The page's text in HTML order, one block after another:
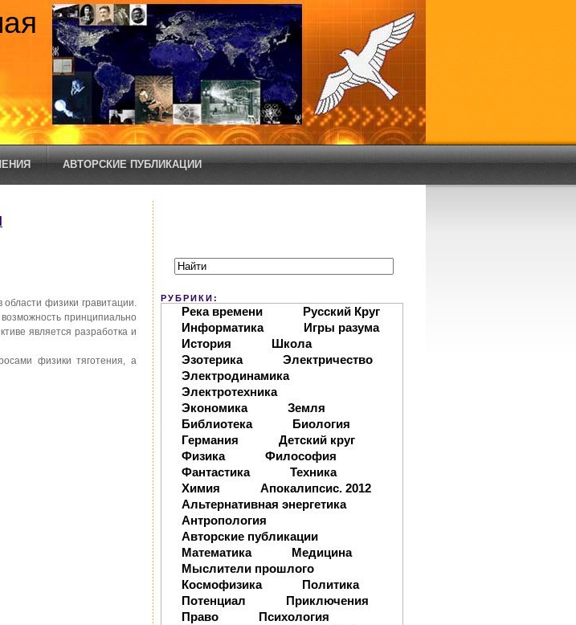
АВТОРСКИЕ ПУБЛИКАЦИИ
физики гравитации.
принципиально
является разработка и
физики тяготения, а
РУБРИКИ:
Река времени
Русский Круг
Информатика
Игры разума
История
Школа
Эзотерика
Электричество
Электродинамика
Электротехника
Экономика
Земля
Библиотека
Биология
Германия
Детский круг
Физика
Философия
Фантастика
Техника
Химия
Апокалипсис. 2012
Альтернативная энергетика
Антропология
Авторские публикации
Математика
Медицина
Мыслители прошлого
Космофизика
Политика
Потенциал
Приключения
Право
Психология